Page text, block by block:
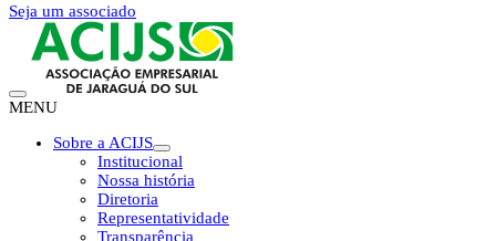
Seja um associado
MENU
Sobre a ACIJS
Institucional
Nossa história
Diretoria
Representatividade
Transparência